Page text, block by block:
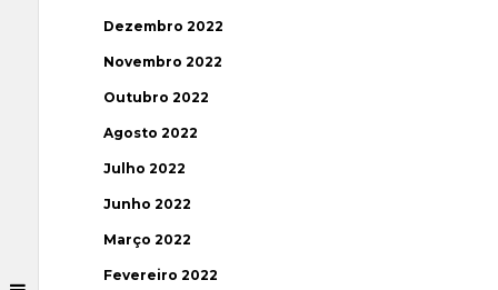
Dezembro 2022
Novembro 2022
Outubro 2022
Agosto 2022
Julho 2022
Junho 2022
Março 2022
Fevereiro 2022